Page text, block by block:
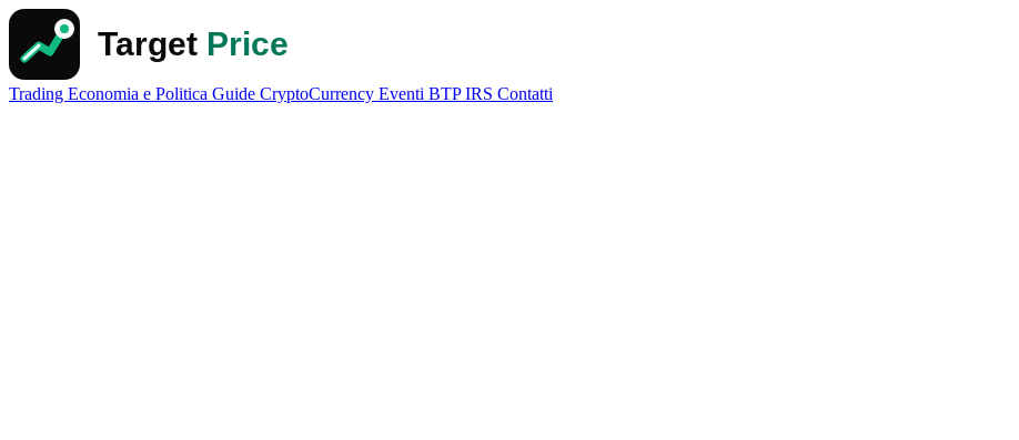
Trading Economia e Politica Guide CryptoCurrency Eventi BTPIRS Contatti